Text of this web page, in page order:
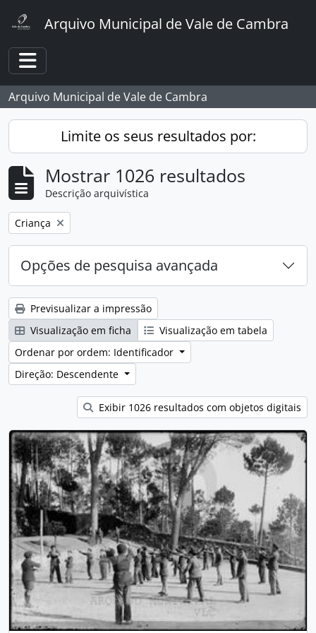
Arquivo Municipal de Vale de Cambra
Toggle navigation
Arquivo Municipal de Vale de Cambra
Limite os seus resultados por:
Mostrar 1026 resultados
Descrição arquivística
Remover filtro:
Criança
Opções de pesquisa avançada
Previsualizar a impressão
Visualização em ficha
Visualização em tabela
Ordenar por ordem: Identificador
Direção: Descendente
Exibir 1026 resultados com objetos digitais